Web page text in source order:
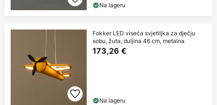
Na lageru
Fokker LED viseća svjetiljka za dječju
sobu, žuta, duljina 46 cm, metalna
173,26 €
Na lageru